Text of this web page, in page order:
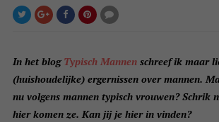
In het blog Typisch Mannenschreef ik maar
(huishoudelijke) ergernissen over mannen.
nu volgens mannen typisch vrouwen? Schrik
hier komen ze. Kan jij je hier in vinden?